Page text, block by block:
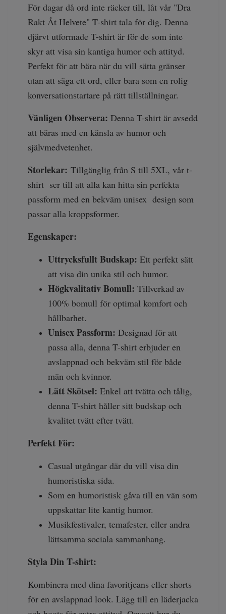
För dagar då ord inte räcker till, låt vår "Dra
Rakt Åt Helvete" T-shirt tala för dig. Denna
djärvt utformade T-shirt är för de som inte
skyr att visa sin kantiga humor och attityd.
Perfekt för att bära när du vill sätta gränser
utan att säga ett ord, eller bara som en rolig
konversationstartare på rätt tillställningar.
Vänligen Observera: Denna T-shirt är avsedd
att bäras med en känsla av humor och
självmedvetenhet.
Storlekar: Tillgänglig från S till 5XL, vår t-
shirt ser till att alla kan hitta sin perfekta
passform med en bekväm unisex design som
passar alla kroppsformer.
Egenskaper:
Uttrycksfullt Budskap: Ett perfekt sätt
att visa din unika stil och humor.
Högkvalitativ Bomull: Tillverkad av
100% bomull för optimal komfort och
hållbarhet.
Unisex Passform: Designad för att
passa alla, denna T-shirt erbjuder en
avslappnad och bekväm stil för både
män och kvinnor.
Lätt Skötsel: Enkel att tvätta och tålig,
denna T-shirt håller sitt budskap och
kvalitet tvätt efter tvätt.
Perfekt För:
Casual utgångar där du vill visa din
humoristiska sida.
Som en humoristisk gåva till en vän som
uppskattar lite kantig humor.
Musikfestivaler, temafester, eller andra
lättsamma sociala sammanhang.
Styla Din T-shirt:
Kombinera med dina favoritjeans eller shorts
för en avslappnad look. Lägg till en läderjacka